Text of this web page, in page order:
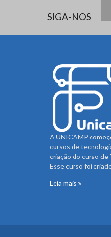
SIGA-NOS
A UNICAMP
cursos de
criação do curso de
Esse curso foi
Leia mais